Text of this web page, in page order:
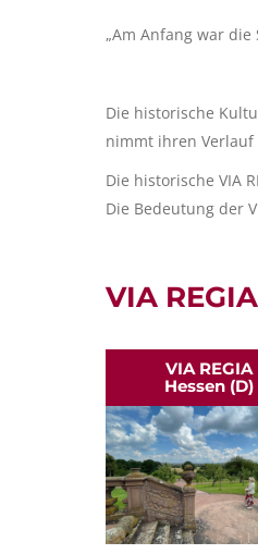
„Am Anfang war
Die historische
nimmt ihren Verlauf
Die historische VIA
Die Bedeutung der
VIA
VIA REGIA
Hessen (D)